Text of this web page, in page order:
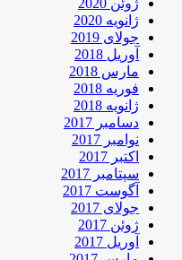
ژانویه 2020
جولای 2019
آوریل 2018
مارس 2018
فوریه 2018
ژانویه 2018
دسامبر 2017
نوامبر 2017
اکتبر 2017
سپتامبر 2017
آگوست 2017
جولای 2017
ژوئن 2017
آوریل 2017